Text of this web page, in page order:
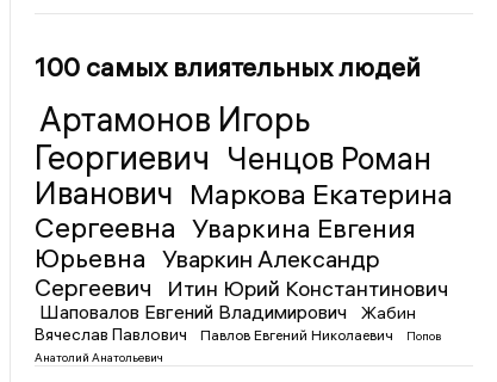
100 самых влиятельных людей
Артамонов Игорь
Георгиевич Ченцов Роман
Иванович Маркова Екатерина
Сергеевна Уваркина Евгения
Юрьевна
Уваркин Александр
Сергеевич
Итин Юрий Константинович
Шаповалов Евгений Владимирович
Жабин
Вячеслав Павлович
Павлов Евгений Николаевич
Попов
Анатолий Анатольевич